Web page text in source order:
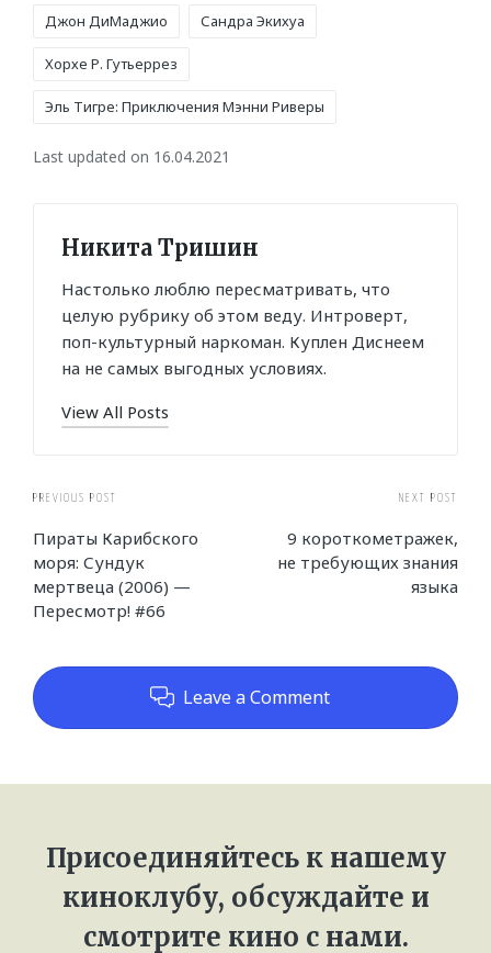
Джон ДиМаджио Сандра Экихуа
Хорхе Р. Гутьеррез
Эль Тигре: Приключения Мэнни Риверы
Last updated on 16.04.2021
Никита Тришин
Настолько люблю пересматривать, что
целую рубрику об этом веду. Интроверт,
поп-культурный наркоман. Куплен Диснеем
на не самых выгодных условиях.
View All Posts
Post
navigation
PREVIOUS POST
Пираты Карибского
моря: Сундук
мертвеца (2006) —
Пересмотр! #66
NEXT POST
9 короткометражек,
не требующих знания
языка
Leave a Comment
Присоединяйтесь к нашему
киноклубу, обсуждайте и
смотрите кино с нами.